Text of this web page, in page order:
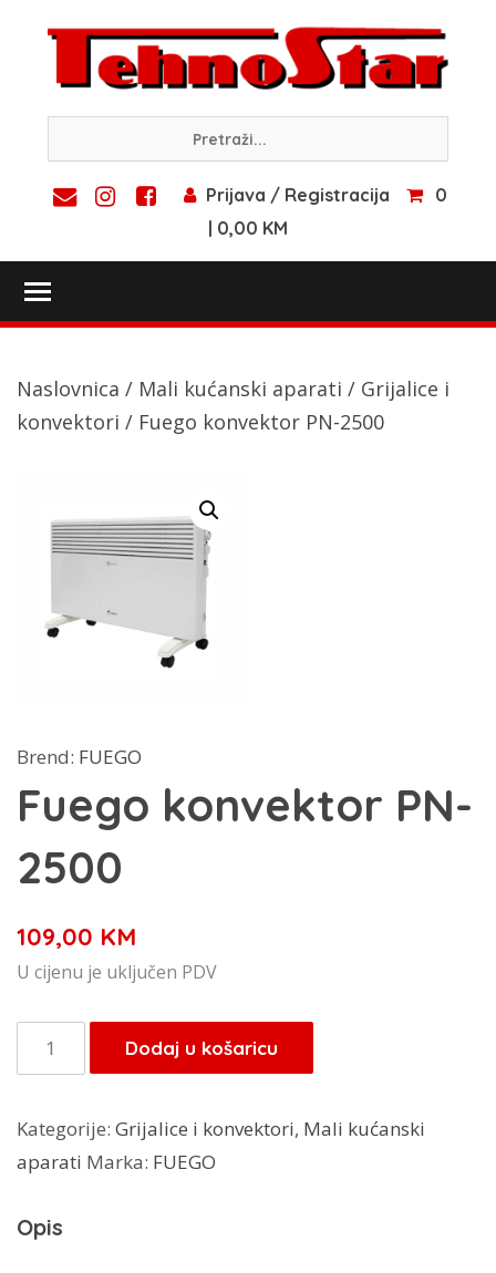
content
Prijava / Registracija
0
| 0,00 KM
Naslovnica / Mali kućanski aparati / Grijalice i
konvektori / Fuego konvektor PN-2500
Brend: FUEGO
Fuego konvektor PN-
2500
109,00 KM
U cijenu je uključen PDV
Fuego
konvektor
2500
količina
Dodaj u košaricu
Kategorije: Grijalice i konvektori, Mali kućanski
aparati Marka: FUEGO
Opis